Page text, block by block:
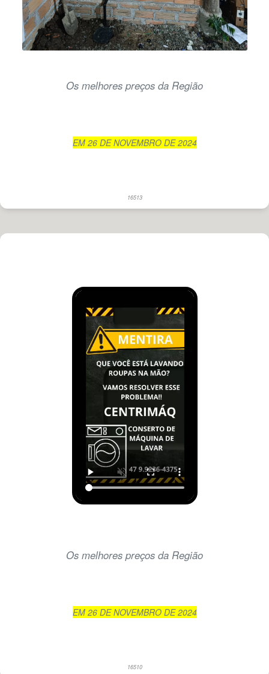
Os melhores preços da Região
EM 26 DE NOVEMBRO DE 2024
16513
Os melhores preços da Região
EM 26 DE NOVEMBRO DE 2024
16510